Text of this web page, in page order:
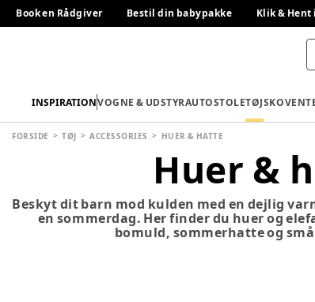
Book en Rådgiver Bestil din babypakke Klik &
INSPIRATIONVOGNE & UDSTYRAUTOSTOLETØJSKO
FORSIDE TØJ ACCESSORIES HUER & HATTE
Huer &
Beskyt dit barn mod kulden med en dejlig
en sommerdag. Her finder du huer og
bomuld, sommerhatte og